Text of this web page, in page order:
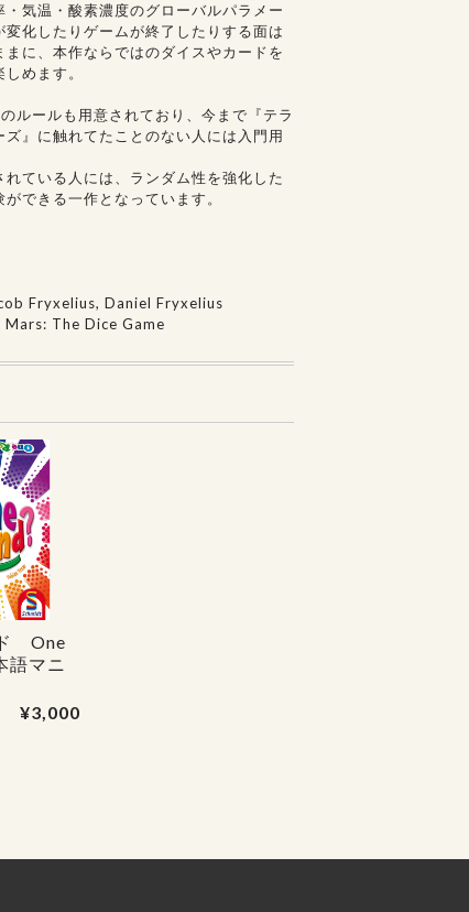
・気温・酸素濃度のグローバルパラメー
変化したりゲームが終了したりする面は
まに、本作ならではのダイスやカードを
めます。
ルールも用意されており、今まで『テラ
ズ』に触れてたことのない人には入門用
れている人には、ランダム性を強化した
できる一作となっています。
Fryxelius, Daniel Fryxelius
The Dice Game
One
マニ
¥3,000